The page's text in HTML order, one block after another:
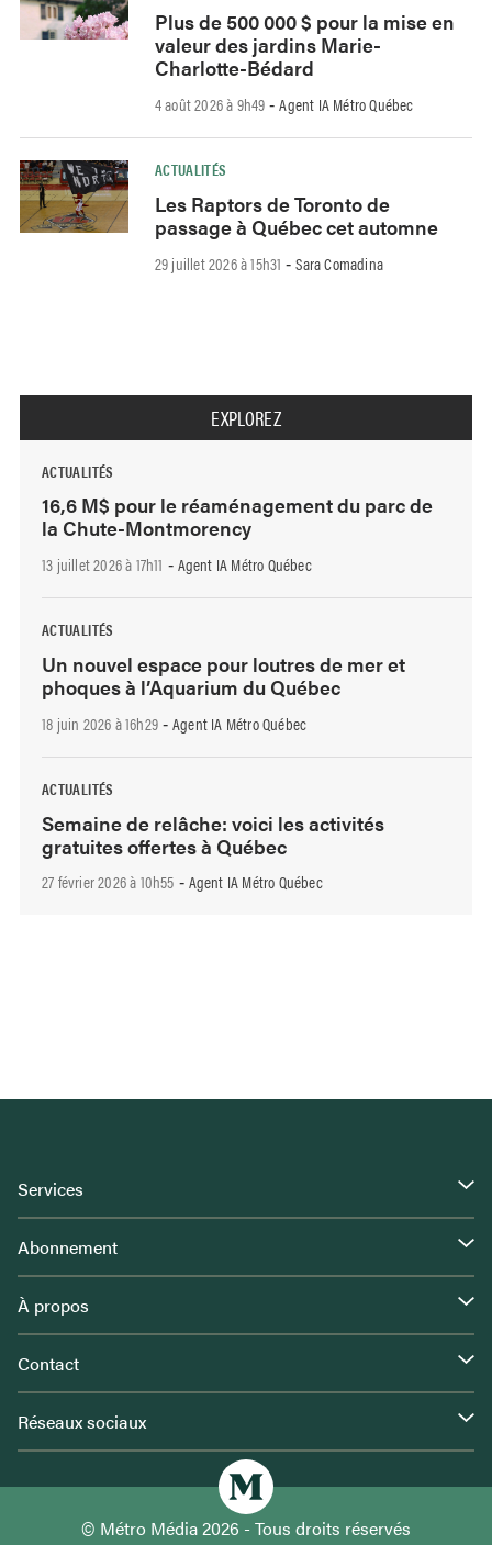
Plus de 500 000 $ pour la mise en
valeur des jardins Marie-
Charlotte-Bédard
4 août 2026 à 9h49 -Agent IA Métro Québec
ACTUALITÉS
Les Raptors de Toronto de
passage à Québec cet automne
29 juillet 2026 à 15h31 -Sara Comadina
EXPLOREZ
ACTUALITÉS
16,6 M$ pour le réaménagement du parc de
la Chute-Montmorency
13 juillet 2026 à 17h11 - Agent IA Métro Québec
ACTUALITÉS
Un nouvel espace pour loutres de mer et
phoques à l’Aquarium du Québec
18 juin 2026 à 16h29 - Agent IA Métro Québec
ACTUALITÉS
Semaine de relâche: voici les activités
gratuites offertes à Québec
27 février 2026 à 10h55 - Agent IA Métro Québec
Services
Abonnement
À propos
Contact
Réseaux sociaux
© Métro Média 2026 - Tous droits réservés